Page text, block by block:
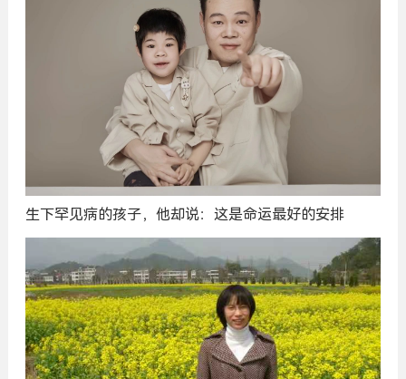
生下罕见病的孩子，他却说：这是命运最好的安排